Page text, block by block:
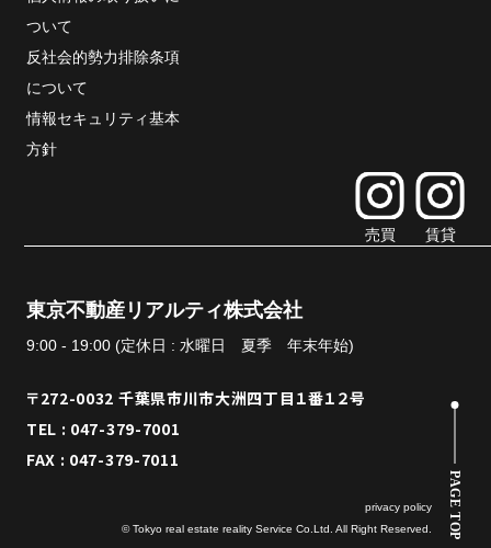
ついて
反社会的勢力排除条項
について
情報セキュリティ基本
方針
売買 賃貸
東京不動産リアルティ株式会社
9:00 - 19:00 (定休日 : 水曜日 夏季 年末年始)
〒272-0032 千葉県市川市大洲四丁目１番１２号
TEL : 047-379-7001
FAX : 047-379-7011
privacy policy
© Tokyo real estate reality Service Co.Ltd. All Right Reserved.
PAGE TOP